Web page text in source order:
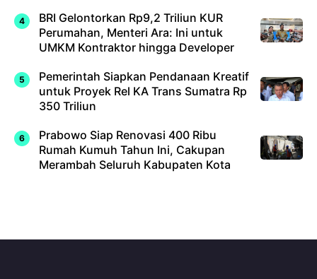
BRI Gelontorkan Rp9,2 Triliun KUR
Perumahan, Menteri Ara: Ini untuk
UMKM Kontraktor hingga Developer
Pemerintah Siapkan Pendanaan Kreatif
untuk Proyek Rel KA Trans Sumatra Rp
350 Triliun
Prabowo Siap Renovasi 400 Ribu
Rumah Kumuh Tahun Ini, Cakupan
Merambah Seluruh Kabupaten Kota